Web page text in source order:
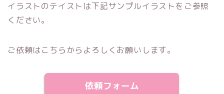
イラストのテイストは下記サンプルイラストをご参照
ください。
ご依頼はこちらからよろしくお願いします。
依頼フォーム